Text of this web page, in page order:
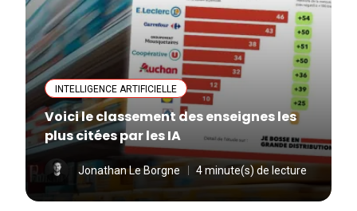
INTELLIGENCE ARTIFICIELLE
Voici le classement des enseignes les
plus citées par les IA
Jonathan Le Borgne 4 minute(s) de lecture